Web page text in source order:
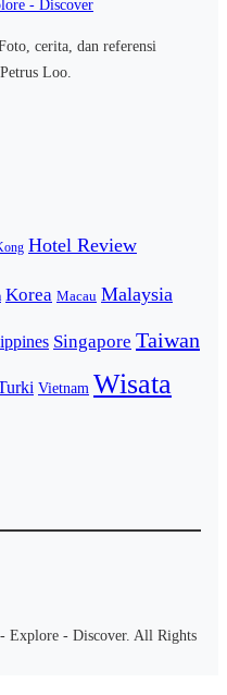
cerita, dan referensi
Loo.
Hotel Review
Korea Macau Malaysia
Singapore Taiwan
Vietnam Wisata
Explore - Discover. All Rights